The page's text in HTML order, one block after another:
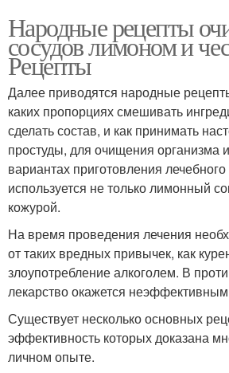
Народные рецепты
сосудов лимоном и
Рецепты
Далее приводятся народные
каких пропорциях смешивать
сделать состав, и как принимать
простуды, для очищения организма
вариантах приготовления
используется не только лимонный
кожурой.
На время проведения лечения
от таких вредных привычек, как
злоупотребление алкоголем. В
лекарство окажется
Существует несколько основных
эффективность которых доказана
личном опыте.